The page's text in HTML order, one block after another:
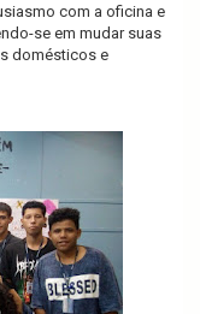
com a oficina e
se em mudar suas
domésticos e